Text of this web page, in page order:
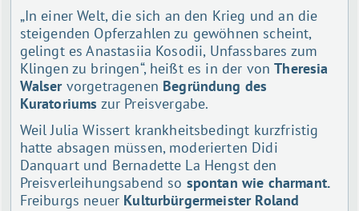
„In einer Welt, die sich an den Krieg und an die
steigenden Opferzahlen zu gewöhnen scheint,
gelingt es Anastasiia Kosodii, Unfassbares zum
Klingen zu bringen“, heißt es in der vonTheresia
Walser vorgetragenen Begründung des
Kuratoriums zur Preisvergabe.
Weil Julia Wissert krankheitsbedingt kurzfristig
hatte absagen müssen, moderierten Didi
Danquart und Bernadette La Hengst den
Preisverleihungsabend so spontan wie charmant.
Freiburgs neuer Kulturbürgermeister Roland